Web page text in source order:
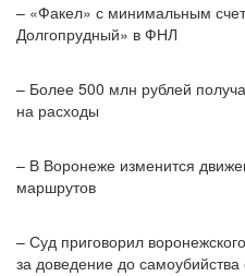
– «Факел» с минимальным
Долгопрудный» в ФНЛ
– Более 500 млн рублей
на расходы
– В Воронеже изменится
маршрутов
– Суд приговорил
за доведение до самоубийства